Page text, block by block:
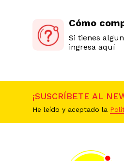
Cómo
Si tienes
ingresa aquí
¡SUSCRÍBETE AL
He leído y aceptado la